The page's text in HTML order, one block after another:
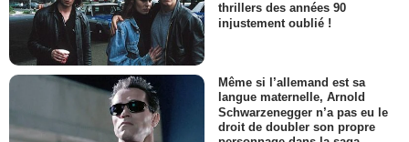
thrillers des années 90
injustement oublié !
Même si l’allemand est sa
langue maternelle, Arnold
Schwarzenegger n’a pas eu le
droit de doubler son propre